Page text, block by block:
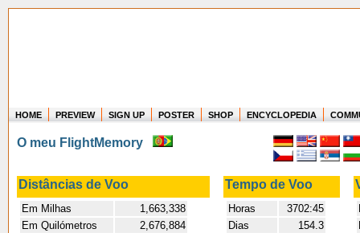
Where in the world have you flown?
How long have you been in the air?
Create your own FlightMemory and see!
HOME PREVIEW SIGN UP POSTER SHOP ENCYCLOPEDIA
O meu FlightMemory
Distâncias de Voo Tempo de Voo
Em Milhas
1,663,338
Em Quilómetros
2,676,884
Horas
3702:45
Dias
154.3